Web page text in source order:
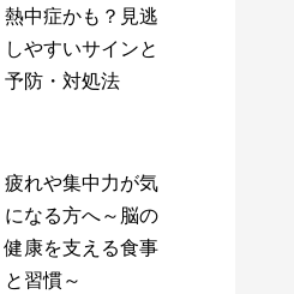
熱中症かも？見逃
しやすいサインと
予防・対処法
疲れや集中力が気
になる方へ～脳の
健康を支える食事
と習慣～